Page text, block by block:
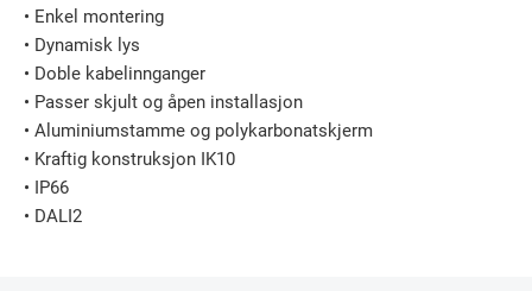
• Enkel montering
• Dynamisk lys
• Doble kabelinnganger
• Passer skjult og åpen installasjon
• Aluminiumstamme og polykarbonatskjerm
• Kraftig konstruksjon IK10
• IP66
• DALI2